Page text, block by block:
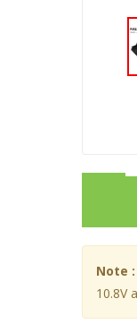
Note :
10.8V